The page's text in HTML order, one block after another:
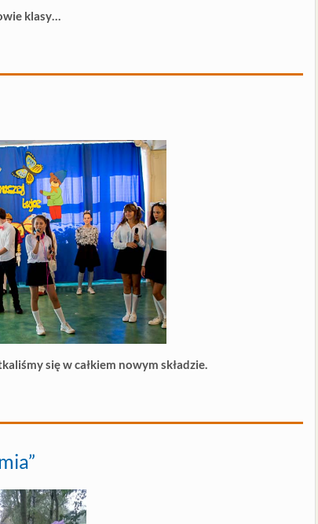
klasy…
się w całkiem nowym składzie.